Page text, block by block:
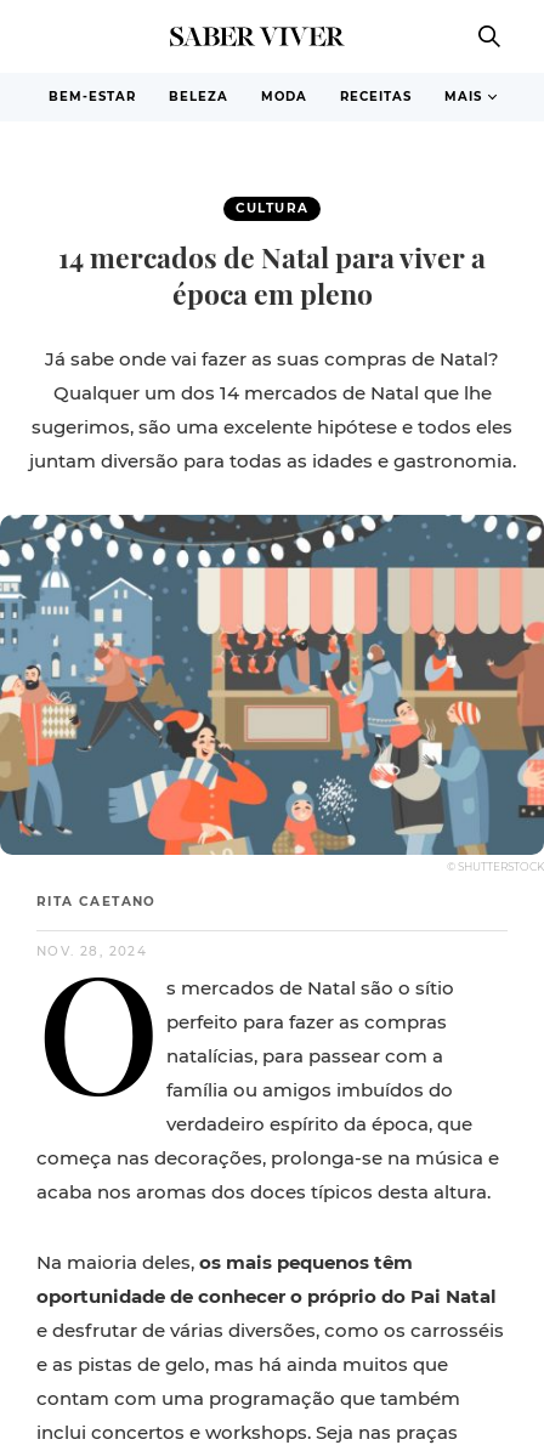
BEM-ESTAR BELEZA MODA RECEITAS MAIS
CULTURA
14 mercados de Natal para viver a
época em pleno
Já sabe onde vai fazer as suas compras de Natal?
Qualquer um dos 14 mercados de Natal que lhe
sugerimos, são uma excelente hipótese e todos eles
juntam diversão para todas as idades e gastronomia.
© SHUTTERSTOCK
RITA CAETANO
NOV. 28, 2024
O s mercados de Natal são o sítio
perfeito para fazer as compras
natalícias, para passear com a
família ou amigos imbuídos do
verdadeiro espírito da época, que
começa nas decorações, prolonga-se na música e
acaba nos aromas dos doces típicos desta altura.
Na maioria deles, os mais pequenos têm
oportunidade de conhecer o próprio do Pai Natal
e desfrutar de várias diversões, como os carrosséis
e as pistas de gelo, mas há ainda muitos que
contam com uma programação que também
inclui concertos e workshops. Seja nas praças